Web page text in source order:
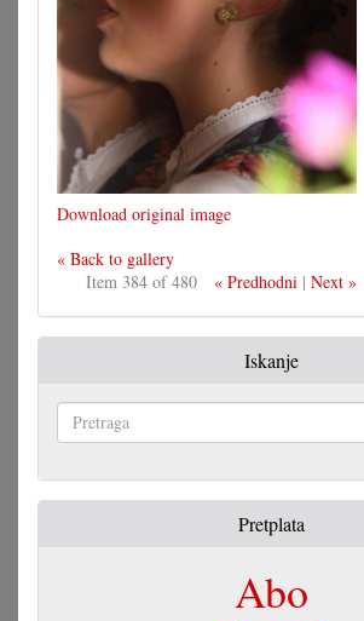
Download original image
« Back to gallery
Item 384 of 480
« Predhodni | Next »
Iskanje
Pretplata
Abo